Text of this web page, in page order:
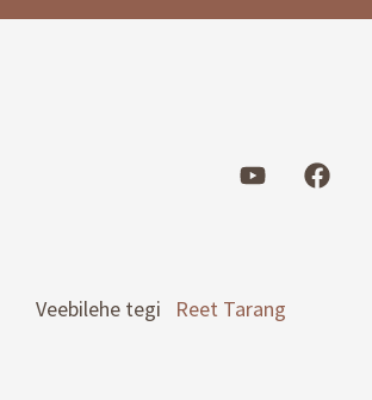
Veebilehe tegi Reet Tarang